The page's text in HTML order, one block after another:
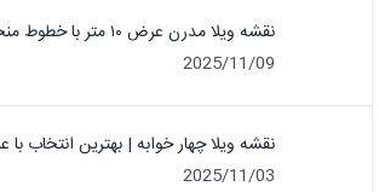
نقشه ویلا مدرن عرض ۱۰ متر با خطوط منحنی شگفت انگیز
2025/11/09
نقشه ویلا چهار خوابه | بهترین انتخاب با عرض
2025/11/03